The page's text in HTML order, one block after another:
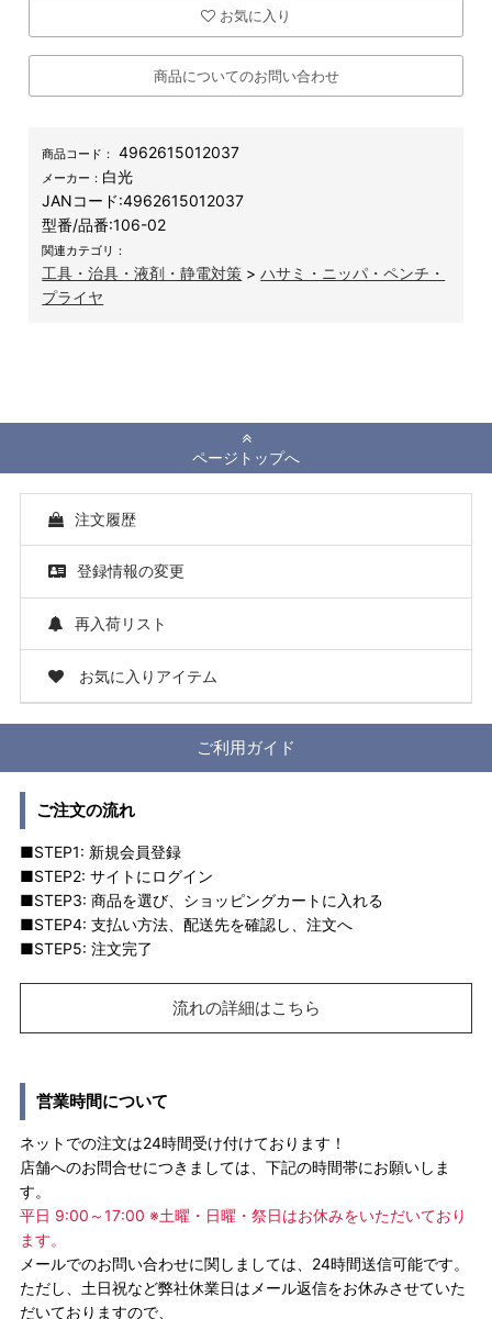
お気に入り
商品についてのお問い合わせ
商品コード： 4962615012037
メーカー： 白光
JANコード:4962615012037
型番/品番:106-02
関連カテゴリ：
工具・治具・液剤・静電対策 >ハサミ・ニッパ・ペンチ・
プライヤ
ページトップへ
注文履歴
登録情報の変更
再入荷リスト
お気に入りアイテム
ご利用ガイド
ご注文の流れ
■STEP1: 新規会員登録
■STEP2: サイトにログイン
■STEP3: 商品を選び、ショッピングカートに入れる
■STEP4: 支払い方法、配送先を確認し、注文へ
■STEP5: 注文完了
流れの詳細はこちら
営業時間について
ネットでの注文は24時間受け付けております！
店舗へのお問合せにつきましては、下記の時間帯にお願いしま
す。
平日 9:00～17:00 ※土曜・日曜・祭日はお休みをいただいており
ます。
メールでのお問い合わせに関しましては、24時間送信可能です。
ただし、土日祝など弊社休業日はメール返信をお休みさせていた
だいておりますので、